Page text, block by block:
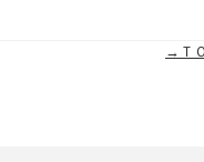
→Ｔ